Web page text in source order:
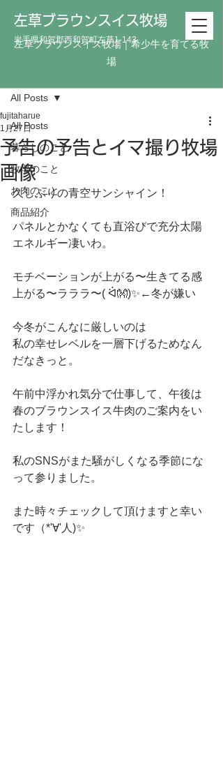
左草ブラウンスイス牧場
岩手県和賀郡西和賀町左草1-143
左草ブラウンスイス牧場｜希少牛を育てる牧
場
All Posts
暮らしのこと
牧場のこと
お肉のこと
商品紹介
All Posts
予告の予告とイマ撮り牧場
画像
fujitaharue
1月27日
久しぶりの青空サンシャイン！⁡
パネルとかなくても直浴びで充分太陽
エネルギー凄いわ。⁡⁡
モチベーションが上がる〜生きてる感
上がる〜ラララ〜( ᐛ👐)✨⁡←冬が嫌い
今冬がこんなに厳しいのは⁡
⁡私の幸せレベルを一層下げるためなん
だなきっと。⁡
⁡午前中浮かれ気分で仕事して、午後は
春のブラウンスイス牛肉のご案内をい
たします！⁡
私のSNSがまた騒がしくなる季節にな
って参りました。⁡
また時々チェックして頂けますと幸い
です（*'∀'人)✨